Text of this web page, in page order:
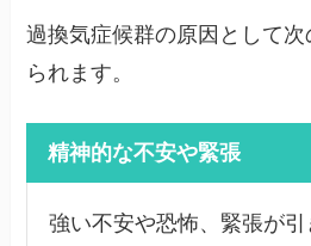
過換気症候群の原因として
られます。
精神的な不安や緊張
強い不安や恐怖、緊張が